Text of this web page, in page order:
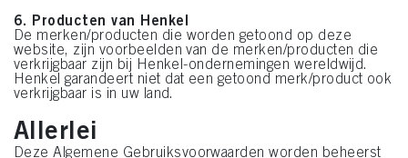
6. Producten van Henkel
De merken/producten die worden getoond op deze
website, zijn voorbeelden van de merken/producten die
verkrijgbaar zijn bij Henkel-ondernemingen wereldwijd.
Henkel garandeert niet dat een getoond merk/product ook
verkrijgbaar is in uw land.
Allerlei
Deze Algemene Gebruiksvoorwaarden worden beheerst